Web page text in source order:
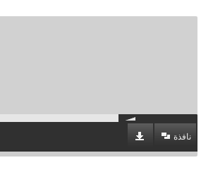
نافذة